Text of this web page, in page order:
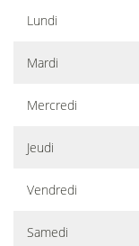
Lundi
Mardi
Mercredi
Jeudi
Vendredi
Samedi